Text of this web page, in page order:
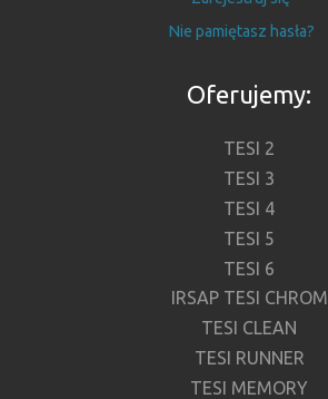
Nie pamiętasz hasła?
Oferujemy:
TESI 2
TESI 3
TESI 4
TESI 5
TESI 6
IRSAP TESI CHROM
TESI CLEAN
TESI RUNNER
TESI MEMORY